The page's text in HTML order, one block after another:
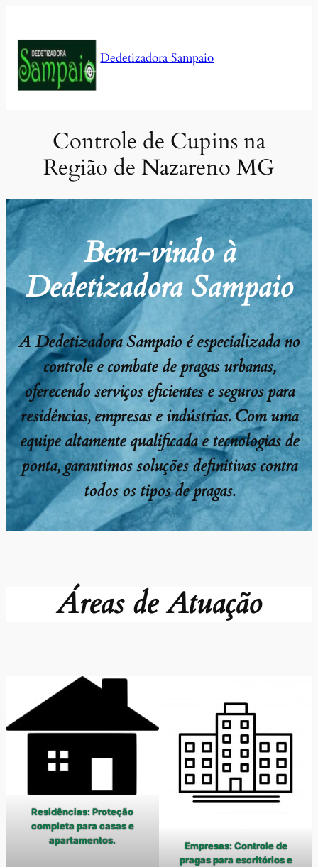
conteúdo
Dedetizadora Sampaio
Controle de Cupins na
Região de Nazareno MG
Bem-vindo à
Dedetizadora Sampaio
A Dedetizadora Sampaio é especializada no
controle e combate de pragas urbanas,
oferecendo serviços eficientes e seguros para
residências, empresas e indústrias. Com uma
equipe altamente qualificada e tecnologias de
ponta, garantimos soluções definitivas contra
todos os tipos de pragas.
Áreas de Atuação
Residências: Proteção
completa para casas e
apartamentos.
Empresas: Controle de
pragas para escritórios e